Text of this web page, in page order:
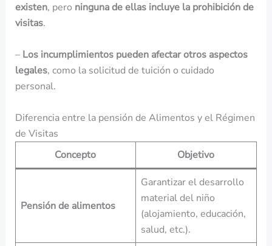
existen, pero ninguna de ellas incluye la prohibición de
visitas.
– Los incumplimientos pueden afectar otros aspectos
legales, como la solicitud de tuición o cuidado
personal.
Diferencia entre la pensión de Alimentos y el Régimen
de Visitas
Concepto
Objetivo
Pensión de alimentos
Garantizar el desarrollo
material del niño
(alojamiento, educación,
salud, etc.).